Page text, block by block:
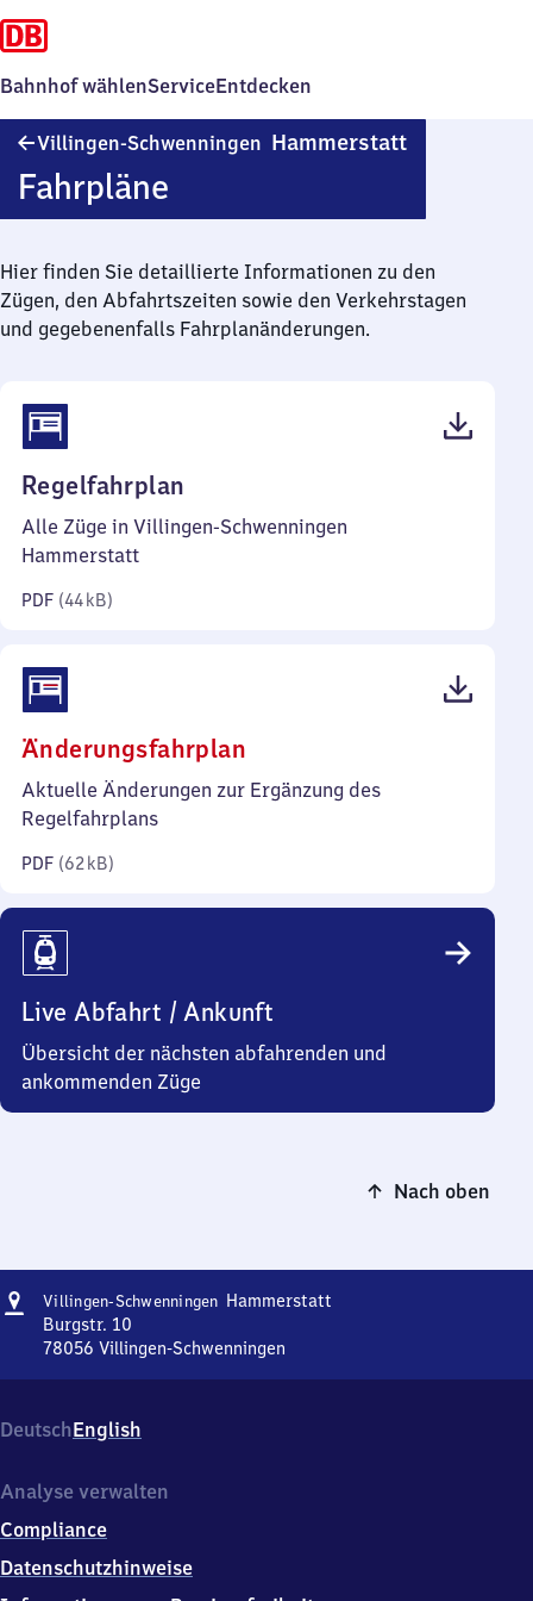
Bahnhof wählenServiceEntdecken
Villingen-Schwenningen Hammerstatt
Fahrpläne
Hier finden Sie detaillierte Informationen zu den
Zügen, den Abfahrtszeiten sowie den Verkehrstagen
und gegebenenfalls Fahrplanänderungen.
Regelfahrplan
44
Alle Züge in Villingen-Schwenningen
Hammerstatt
PDF (44 kB)
Änderungsfahrplan
62
Aktuelle Änderungen zur Ergänzung des
Regelfahrplans
PDF (62 kB)
Live Abfahrt / Ankunft
Übersicht der nächsten abfahrenden und
ankommenden Züge
Nach oben
Adresse
Villingen-Schwenningen HammerstattVillingen-
Burgstr. 10
78056 Villingen-Schwenningen
Hammerstatt,
Burgstr.
7
0
5
DeutschEnglish
Analyse verwalten
Compliance
Datenschutzhinweise